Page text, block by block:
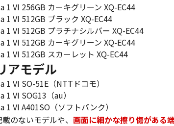
1 VI 256GB カーキグリーン XQ-EC44
1 VI 512GB ブラック XQ-EC44
1 VI 512GB プラチナシルバー XQ-EC44
1 VI 512GB カーキグリーン XQ-EC44
1 VI 512GB スカーレット XQ-EC44
アモデル
1 VI SO-51E（NTTドコモ）
1 VI SOG13（au）
1 VI A401SO（ソフトバンク）
のないモデルや、 画面に細かな擦り傷がある